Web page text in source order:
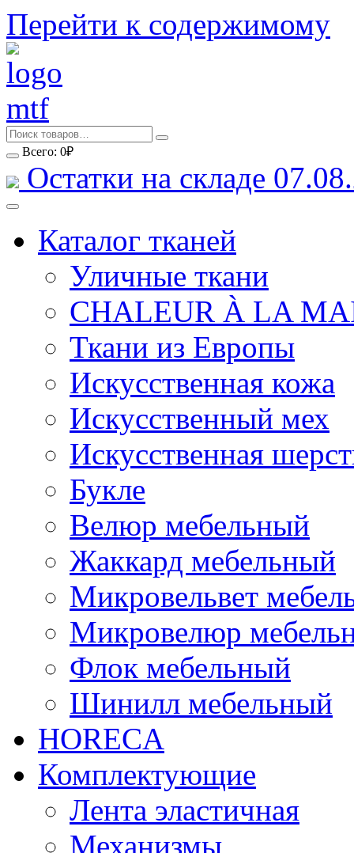
Перейти к содержимому
Всего: 0₽
Остатки на складе
Каталог тканей
Уличные ткани
CHALEUR À LA
Ткани из Европы
Искусственная кожа
Искусственный мех
Искусственная
Букле
Велюр мебельный
Жаккард мебельный
Микровельвет
Микровелюр
Флок мебельный
Шинилл мебельный
HORECA
Комплектующие
Лента эластичная
Механизмы